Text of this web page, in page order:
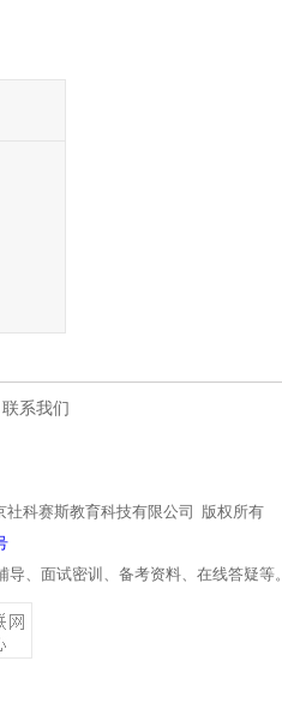
联系我们
社科赛斯教育科技有限公司 版权所有
、面试密训、备考资料、在线答疑等。